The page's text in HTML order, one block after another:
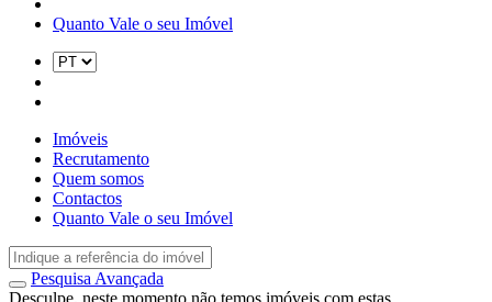
Quanto Vale o seu Imóvel
Imóveis
Recrutamento
Quem somos
Contactos
Quanto Vale o seu Imóvel
Pesquisa Avançada
Desculpe, neste momento não temos imóveis com estas